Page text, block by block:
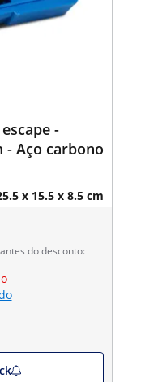
-
- Aço carbono
x 15.5 x 8.5 cm
do desconto: